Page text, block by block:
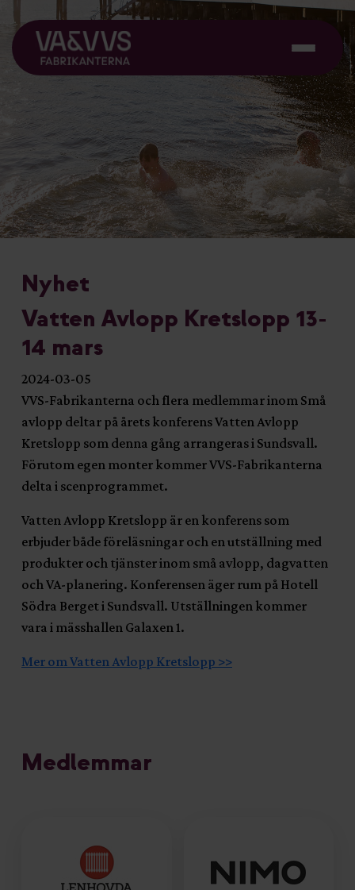
Nyhet
Vatten Avlopp Kretslopp 13-
14 mars
2024-03-05
VVS-Fabrikanterna och flera medlemmar inom Små
avlopp deltar på årets konferens Vatten Avlopp
Kretslopp som denna gång arrangeras i Sundsvall.
Förutom egen monter kommer VVS-Fabrikanterna
delta i scenprogrammet.
Vatten Avlopp Kretslopp är en konferens som
erbjuder både föreläsningar och en utställning med
produkter och tjänster inom små avlopp, dagvatten
och VA-planering. Konferensen äger rum på Hotell
Södra Berget i Sundsvall. Utställningen kommer
vara i mässhallen Galaxen 1.
Mer om Vatten Avlopp Kretslopp >>
Medlemmar